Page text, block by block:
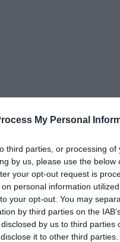
My Personal
third parties, or processing of
by us, please use the below
your opt-out request is
personal information
your opt-out. You may
by third parties on the
by us to third parties
it to other third parties.